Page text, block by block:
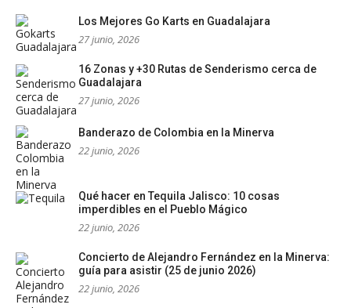
Los Mejores Go Karts en Guadalajara
27 junio, 2026
16 Zonas y +30 Rutas de Senderismo cerca de
Guadalajara
27 junio, 2026
Banderazo de Colombia en la Minerva
22 junio, 2026
Qué hacer en Tequila Jalisco: 10 cosas
imperdibles en el Pueblo Mágico
22 junio, 2026
Concierto de Alejandro Fernández en la Minerva:
guía para asistir (25 de junio 2026)
22 junio, 2026